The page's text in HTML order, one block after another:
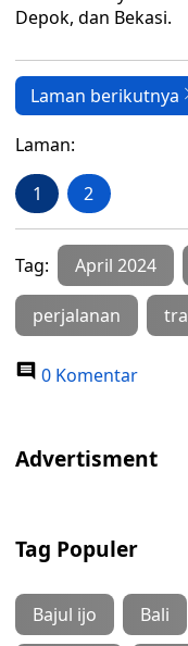
Depok, dan Bekasi.
Laman berikutnya
Laman:
1 2
Tag: April 2024
perjalanan
0 Komentar
Tag Populer
Bajul ijo Bali